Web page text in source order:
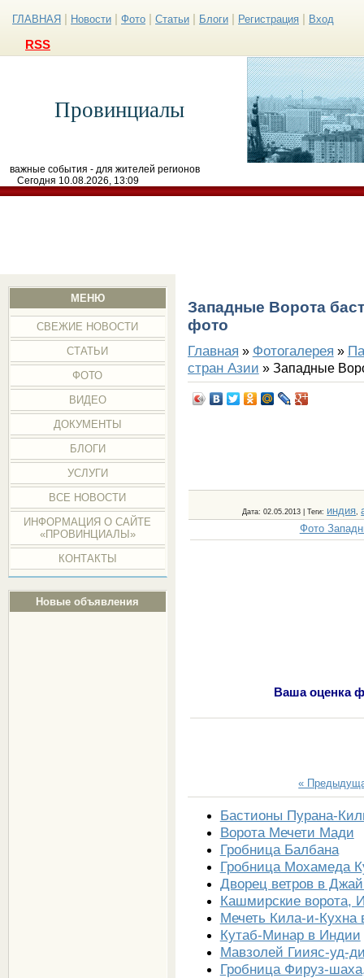
ГЛАВНАЯ Новости Фото Статьи Блоги Регистрация Вход
RSS
Провинциалы
важные события - для жителей регионов
Сегодня 10.08.2026, 13:09
МЕНЮ
СВЕЖИЕ НОВОСТИ
СТАТЬИ
ФОТО
ВИДЕО
ДОКУМЕНТЫ
БЛОГИ
УСЛУГИ
ВСЕ НОВОСТИ
ИНФОРМАЦИЯ О САЙТЕ
«ПРОВИНЦИАЛЫ»
КОНТАКТЫ
Новые объявления
Западные Ворота
фото
Главная » Фотогалерея »
стран Азии » Западные
Дата: 02.05.2013 |Теги: индия ,
Фото
Ваша оценка
«
Бастионы Пурана-
Ворота Мечети Мади
Гробница Балбана
Гробница Мохамеда
Дворец ветров в
Кашмирские ворота,
Мечеть Кила-и-Кухна
Кутаб-Минар в Индии
Мавзолей Гиияс-уд-
Гробница Фируз-